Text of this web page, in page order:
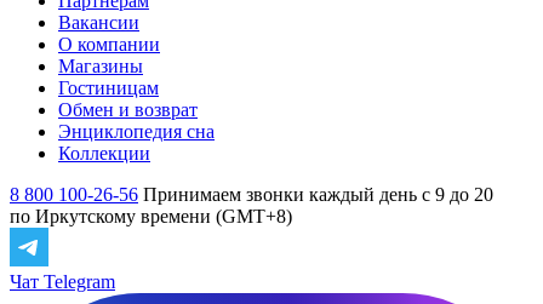
Вакансии
О компании
Магазины
Гостиницам
Обмен и возврат
Энциклопедия сна
Коллекции
8 800 100-26-56 Принимаем звонки каждый день с 9 до 20
по Иркутскому времени (GMT+8)
Чат Telegram